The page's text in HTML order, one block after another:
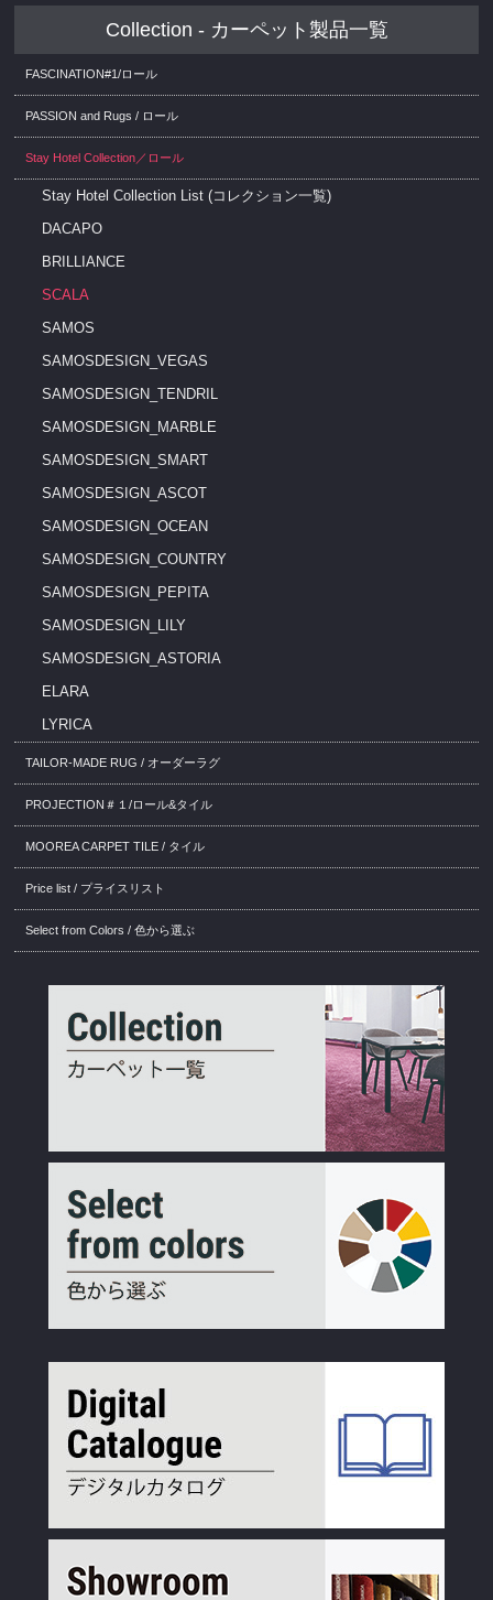
Collection - カーペット製品一覧
FASCINATION#1/ロール
PASSION and Rugs / ロール
Stay Hotel Collection／ロール
Stay Hotel Collection List (コレクション一覧)
DACAPO
BRILLIANCE
SCALA
SAMOS
SAMOSDESIGN_VEGAS
SAMOSDESIGN_TENDRIL
SAMOSDESIGN_MARBLE
SAMOSDESIGN_SMART
SAMOSDESIGN_ASCOT
SAMOSDESIGN_OCEAN
SAMOSDESIGN_COUNTRY
SAMOSDESIGN_PEPITA
SAMOSDESIGN_LILY
SAMOSDESIGN_ASTORIA
ELARA
LYRICA
TAILOR-MADE RUG / オーダーラグ
PROJECTION＃１/ロール&タイル
MOOREA CARPET TILE / タイル
Price list / プライスリスト
Select from Colors / 色から選ぶ